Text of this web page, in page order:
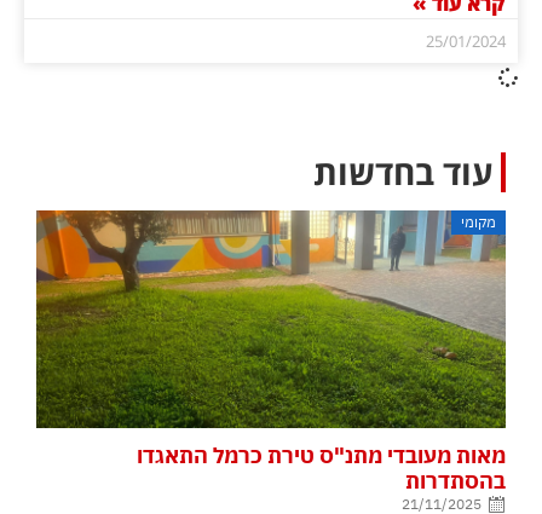
25/01/2024
עוד בחדשות
מקומי
מאות מעובדי מתנ"ס טירת כרמל התאגדו
בהסתדרות
21/11/2025